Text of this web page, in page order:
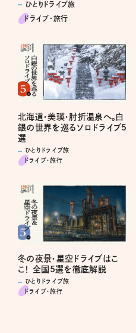
ひとりドライブ旅
ドライブ･旅行
北海道・美瑛・肘折温泉へ。白
銀の世界を巡るソロドライブ5
選
ひとりドライブ旅
ドライブ･旅行
冬の夜景・星空ドライブはこ
こ！ 全国5選を徹底解説
ひとりドライブ旅
ドライブ･旅行